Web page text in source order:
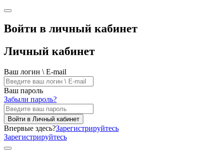
Войти в личный кабинет
Личный кабинет
Ваш логин \ E-mail
Ваш пароль
Забыли пароль?
Войти в Личный кабинет
Впервые здесь?Зарегистрируйтесь
Зарегистрируйтесь